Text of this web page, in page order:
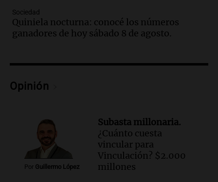
Episodios
Audio.Una nutricionista derribó el mito
del desayuno ideal: qué alimentos
Episodios
Audio.Mateo, a los 25 años, lucha
contra el tiempo: necesita un trasplante
para poder seguir viviend
Sociedad
Quiniela nocturna: conocé los números
ganadores de hoy sábado 8 de agosto.
Opinión
Por Guillermo López
Subasta millonaria.
¿Cuánto cuesta
vincular para
Vinculación? $2.000
millones